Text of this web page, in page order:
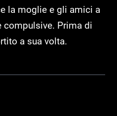
la moglie e gli amici a
compulsive. Prima di
a sua volta.